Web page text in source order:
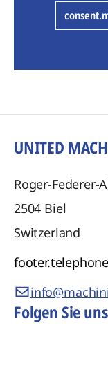
UNITED
Roger-Federer-
2504 Biel
Switzerland
footer.telephone
Folgen Sie uns